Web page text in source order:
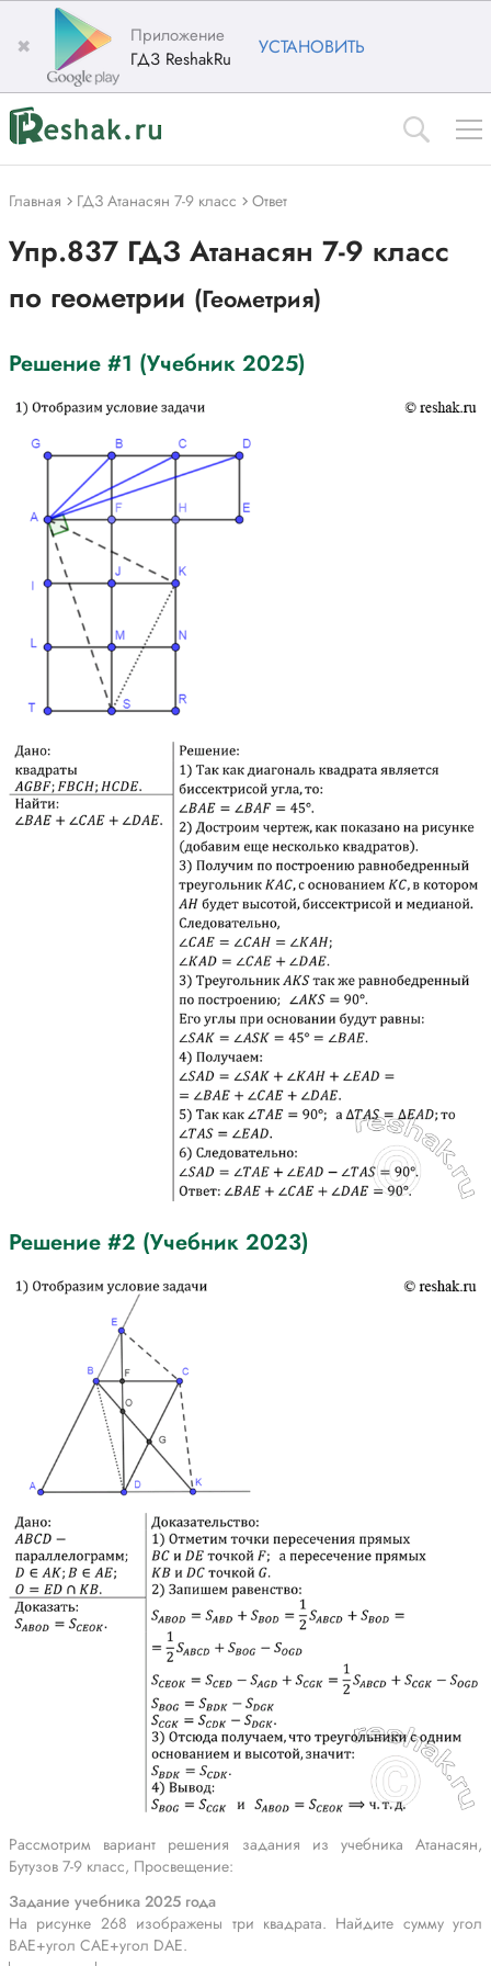
✖
Приложение
ГДЗ ReshakRu
УСТАНОВИТЬ
Главная ГДЗ Атанасян 7-9 класс Ответ
Упр.837 ГДЗ Атанасян 7-9 класс
по геометрии (Геометрия)
Решение #1 (Учебник 2025)
Решение #2 (Учебник 2023)
Рассмотрим вариант решения задания из учебника Атанасян,
Бутузов 7-9 класс, Просвещение:
Задание учебника 2025 года
На рисунке 268 изображены три квадрата. Найдите сумму угол
BAE+угол CAE+угол DAE.